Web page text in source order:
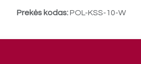
Prekės kodas:POL-KSS-10-W